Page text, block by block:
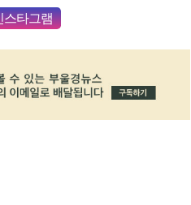
스타그램